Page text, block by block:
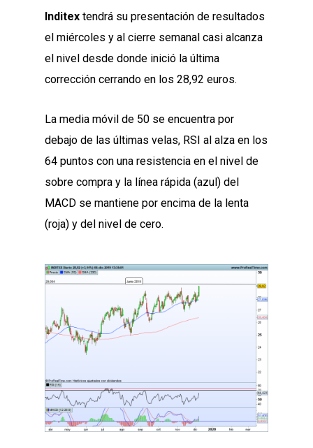
Inditex tendrá su presentación de resultados
el miércoles y al cierre semanal casi alcanza
el nivel desde donde inició la última
corrección cerrando en los 28,92 euros.
La media móvil de 50 se encuentra por
debajo de las últimas velas, RSI al alza en los
64 puntos con una resistencia en el nivel de
sobre compra y la línea rápida (azul) del
MACD se mantiene por encima de la lenta
(roja) y del nivel de cero.